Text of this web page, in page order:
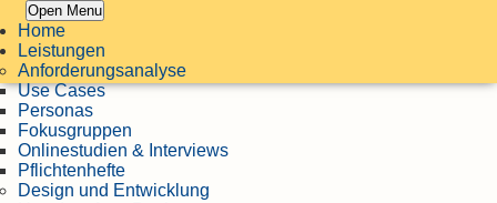
Open Menu
Home
Leistungen
Anforderungsanalyse
Use Cases
Personas
Fokusgruppen
Onlinestudien & Interviews
Pflichtenhefte
Design und Entwicklung